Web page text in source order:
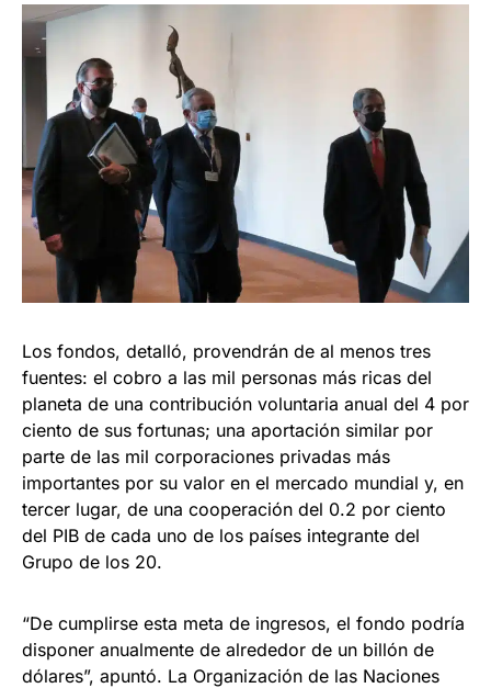
Los fondos, detalló, provendrán de al menos tres
fuentes: el cobro a las mil personas más ricas del
planeta de una contribución voluntaria anual del 4 por
ciento de sus fortunas; una aportación similar por
parte de las mil corporaciones privadas más
importantes por su valor en el mercado mundial y, en
tercer lugar, de una cooperación del 0.2 por ciento
del PIB de cada uno de los países integrante del
Grupo de los 20.
“De cumplirse esta meta de ingresos, el fondo podría
disponer anualmente de alrededor de un billón de
dólares”, apuntó. La Organización de las Naciones